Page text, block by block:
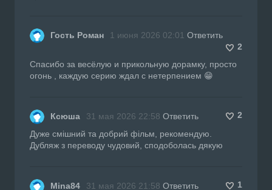
Гость Роман 1 июня 2026 02:01 Ответить
2
Спасибо за весёлую и прикольную дорамку, просто
огонь , каждую серию ждал с нетерпением 😁
Ксюша 31 мая 2026 22:58 Ответить
2
Дуже смішний та добрий фільм, рекомендую.
Дубляж з переводу чудовий, сподоболась дякую
Mina84 31 мая 2026 21:58 Ответить 1